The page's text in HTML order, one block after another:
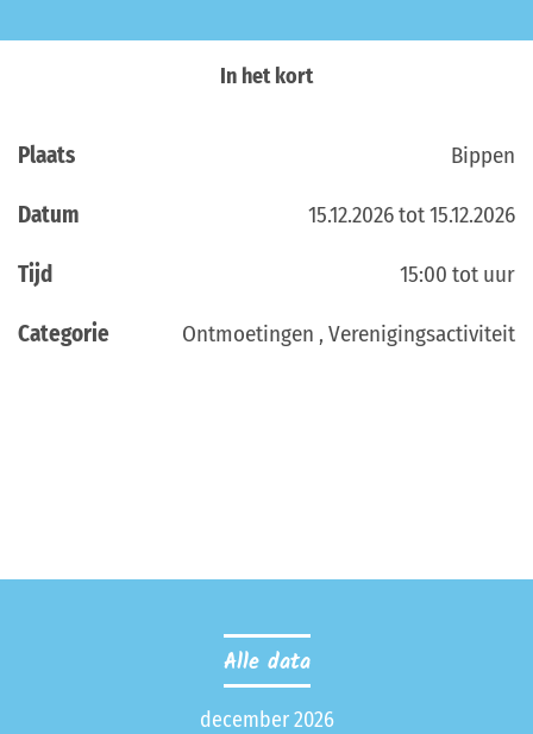
In het kort
Plaats Bippen
Datum 15.12.2026 tot 15.12.2026
Tijd 15:00 tot uur
Categorie Ontmoetingen , Verenigingsactiviteit
Alle data
december 2026